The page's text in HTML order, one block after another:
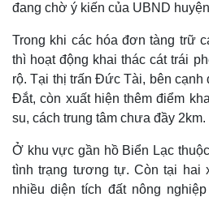
đang chờ ý kiến của UBND
Trong khi các hóa đơn tàng trữ
thì hoạt động khai thác cát trái
rộ. Tại thị trấn Đức Tài, bên cạnh
Đắt, còn xuất hiện thêm điểm
su, cách trung tâm chưa đầy 2km.
Ở khu vực gần hồ Biển Lạc
tình trạng tương tự. Còn tại hai
nhiều diện tích đất nông